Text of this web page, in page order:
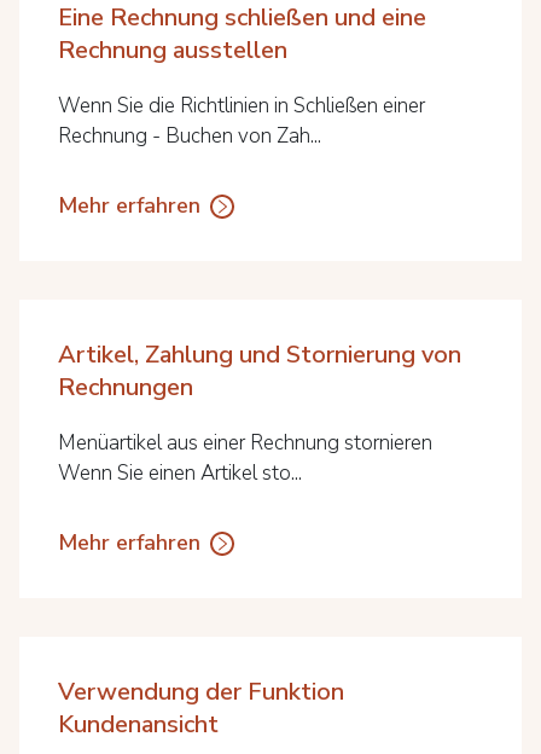
Eine Rechnung schließen und eine
Rechnung ausstellen
Wenn Sie die Richtlinien in Schließen einer
Rechnung - Buchen von Zah...
Mehr erfahren
Artikel, Zahlung und Stornierung von
Rechnungen
Menüartikel aus einer Rechnung stornieren
Wenn Sie einen Artikel sto...
Mehr erfahren
Verwendung der Funktion
Kundenansicht